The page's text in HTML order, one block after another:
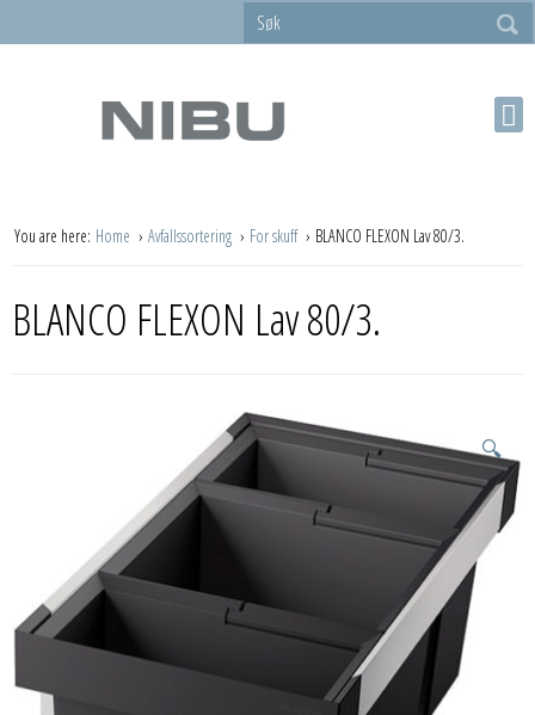
You are here: Home Avfallssortering For skuff BLANCO FLEXON Lav 80/3.
BLANCO FLEXON Lav 80/3.
🔍